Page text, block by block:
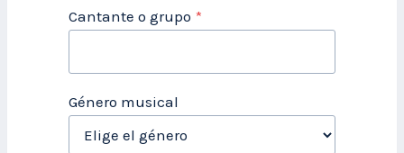
Cantante o grupo *
Género musical